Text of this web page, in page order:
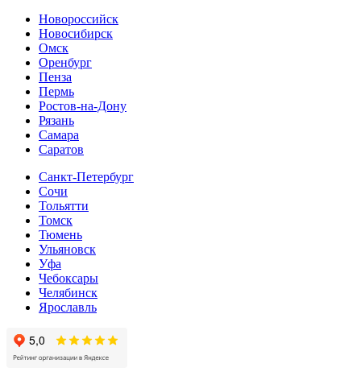
Новороссийск
Новосибирск
Омск
Оренбург
Пенза
Пермь
Ростов-на-Дону
Рязань
Самара
Cаратов
Санкт-Петербург
Сочи
Тольятти
Томск
Тюмень
Ульяновск
Уфа
Чебоксары
Челябинск
Ярославль